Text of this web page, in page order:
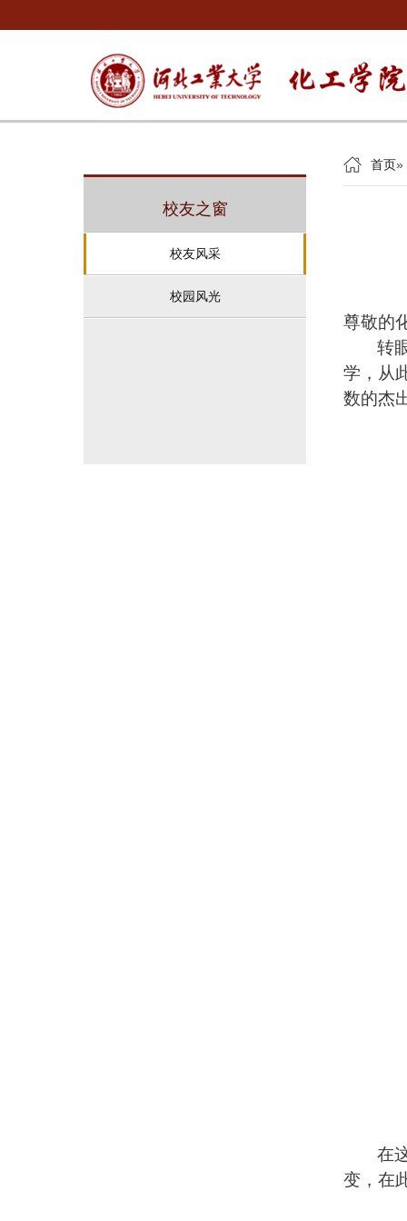
校友之窗
校友风采
校园风光
首页»
尊敬的
转
学，从
数的杰
在
变，在